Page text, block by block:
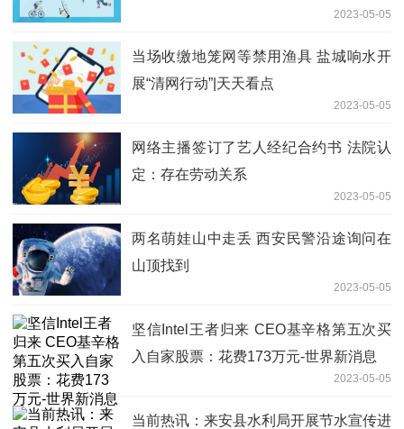
2023-05-05
当场收缴地笼网等禁用渔具 盐城响水开
展“清网行动”|天天看点
2023-05-05
网络主播签订了艺人经纪合约书 法院认
定：存在劳动关系
2023-05-05
两名萌娃山中走丢 西安民警沿途询问在
山顶找到
2023-05-05
坚信Intel王者归来 CEO基辛格第五次买
入自家股票：花费173万元-世界新消息
2023-05-05
当前热讯：来安县水利局开展节水宣传进